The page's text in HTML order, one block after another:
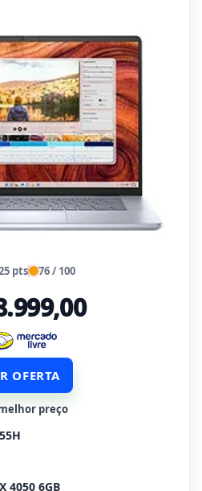
pts 76 / 100
OFERTA
preço
4050 6GB